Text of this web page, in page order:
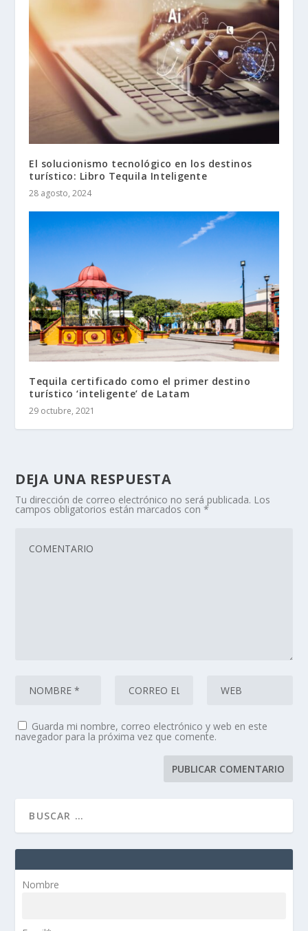
El solucionismo tecnológico en los destinos
turístico: Libro Tequila Inteligente
28 agosto, 2024
Tequila certificado como el primer destino
turístico ‘inteligente’ de Latam
29 octubre, 2021
DEJA UNA RESPUESTA
Tu dirección de correo electrónico no será publicada. Los
campos obligatorios están marcados con*
Guarda mi nombre, correo electrónico y web en este
navegador para la próxima vez que comente.
Nombre